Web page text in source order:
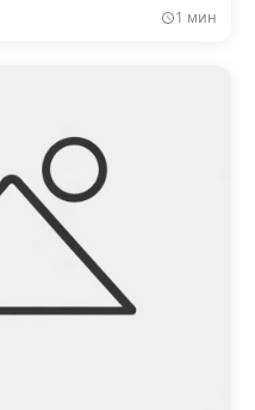
1 мин